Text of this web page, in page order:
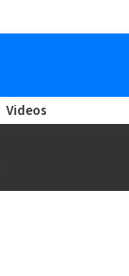
Videos